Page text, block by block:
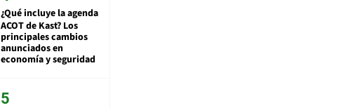
¿Qué incluye la agenda
ACOT de Kast? Los
principales cambios
anunciados en
economía y seguridad